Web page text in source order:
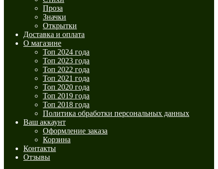
Проза
Значки
Открытки
Доставка и оплата
О магазине
Топ 2024 года
Топ 2023 года
Топ 2022 года
Топ 2021 года
Топ 2020 года
Топ 2019 года
Топ 2018 года
Политика обработки персональных данных
Ваш аккаунт
Оформление заказа
Корзина
Контакты
Отзывы